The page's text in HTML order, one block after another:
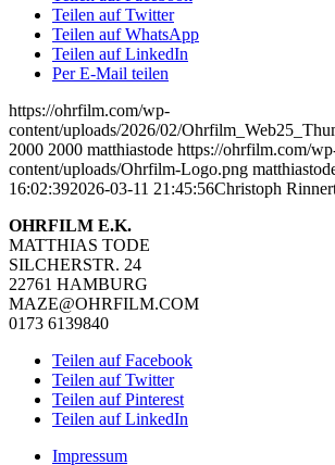
Teilen auf Twitter
Teilen auf WhatsApp
Teilen auf LinkedIn
Per E-Mail teilen
https://ohrfilm.com/wp-
content/uploads/2026/02/
2000 2000 matthiastode https://ohrfilm.com/
content/uploads/Ohrfilm-Logo.png
16:02:392026-03-11 21:45:56Christoph
OHRFILM E.K.
MATTHIAS TODE
SILCHERSTR. 24
22761 HAMBURG
MAZE@OHRFILM.COM
0173 6139840
Teilen auf Facebook
Teilen auf Twitter
Teilen auf Pinterest
Teilen auf LinkedIn
Impressum